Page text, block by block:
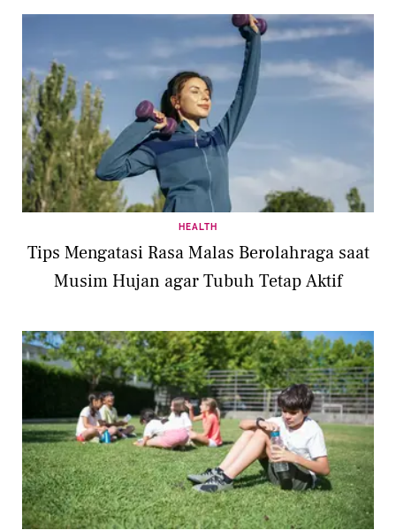
HEALTH
Tips Mengatasi Rasa Malas Berolahraga saat
Musim Hujan agar Tubuh Tetap Aktif